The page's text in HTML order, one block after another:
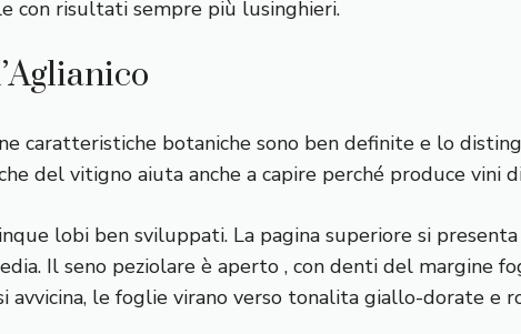
con risultati sempre più lusinghieri.
caratteristiche botaniche sono ben definite e lo
del vitigno aiuta anche a capire perché produce
lobi ben sviluppati. La pagina superiore si
Il seno peziolare è aperto , con denti del margine
le foglie virano verso tonalita giallo-dorate e